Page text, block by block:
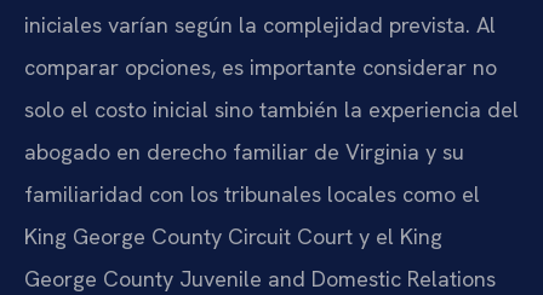
iniciales varían según la complejidad prevista. Al
comparar opciones, es importante considerar no
solo el costo inicial sino también la experiencia del
abogado en derecho familiar de Virginia y su
familiaridad con los tribunales locales como el
King George County Circuit Court y el King
George County Juvenile and Domestic Relations